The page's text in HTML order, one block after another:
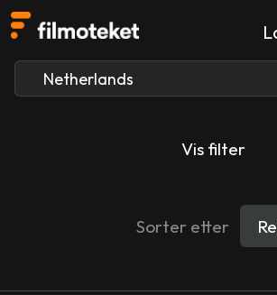
Vis filter
Sorter etter